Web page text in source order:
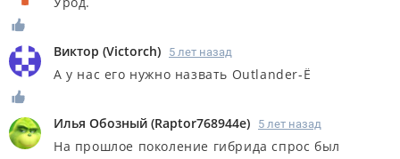
Виктор (Victorch) 5 лет назад
А у нас его нужно назвать Outlander-Ё
Илья Обозный (Raptor768944e) 5 лет назад
На прошлое поколение гибрида спрос был